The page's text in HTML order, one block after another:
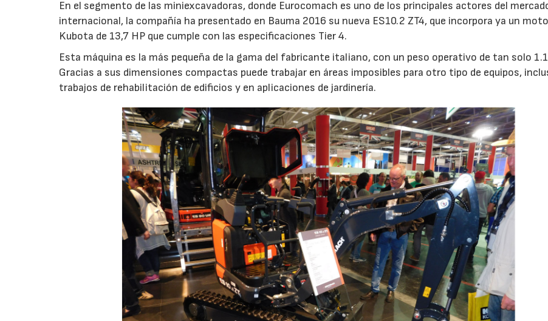
En el segmento de las miniexcavadoras, donde Eurocomach es uno de los principales actores del
internacional, la compañía ha presentado en Bauma 2016 su nueva ES10.2 ZT4, que incorpora ya un
Kubota de 13,7 HP que cumple con las especificaciones Tier 4.
Esta máquina es la más pequeña de la gama del fabricante italiano, con un peso operativo de tan solo
Gracias a sus dimensiones compactas puede trabajar en áreas imposibles para otro tipo de equipos,
trabajos de rehabilitación de edificios y en aplicaciones de jardinería.